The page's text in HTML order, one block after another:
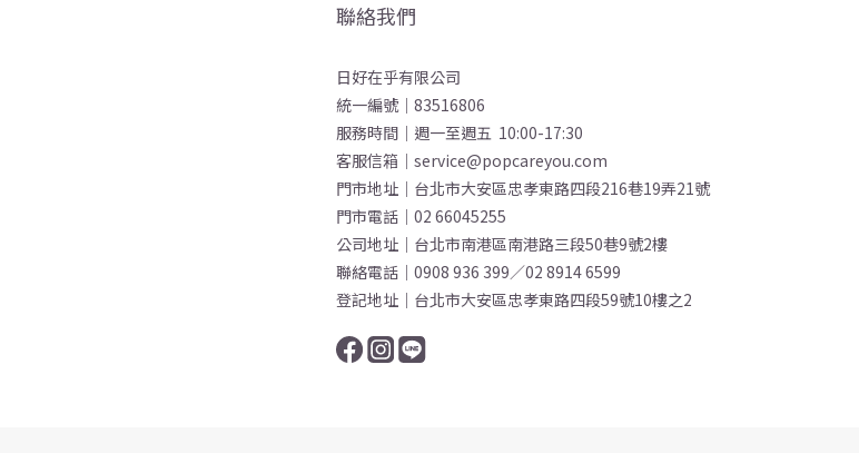
聯絡我們
日好在乎有限公司
統一編號｜83516806
服務時間｜週一至週五 10:00-17:30
客服信箱｜service@popcareyou.com
門市地址｜台北市大安區忠孝東路四段216巷19弄21號
門市電話｜02 66045255
公司地址｜台北市南港區南港路三段50巷9號2樓
聯絡電話｜0908 936 399／02 8914 6599
登記地址｜台北市大安區忠孝東路四段59號10樓之2